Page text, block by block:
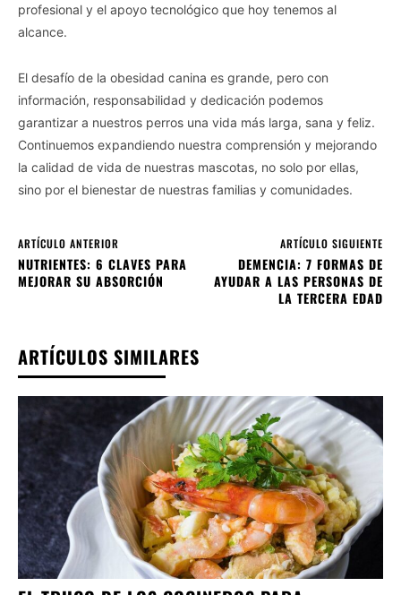
profesional y el apoyo tecnológico que hoy tenemos al
alcance.
El desafío de la obesidad canina es grande, pero con
información, responsabilidad y dedicación podemos
garantizar a nuestros perros una vida más larga, sana y feliz.
Continuemos expandiendo nuestra comprensión y mejorando
la calidad de vida de nuestras mascotas, no solo por ellas,
sino por el bienestar de nuestras familias y comunidades.
ARTÍCULO ANTERIOR
NUTRIENTES: 6 CLAVES PARA
MEJORAR SU ABSORCIÓN
ARTÍCULO SIGUIENTE
DEMENCIA: 7 FORMAS DE
AYUDAR A LAS PERSONAS DE
LA TERCERA EDAD
ARTÍCULOS SIMILARES